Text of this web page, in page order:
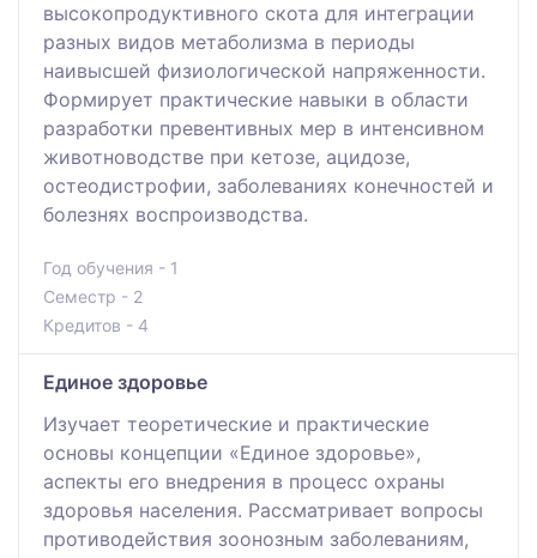
высокопродуктивного скота для интеграции
разных видов метаболизма в периоды
наивысшей физиологической напряженности.
Формирует практические навыки в области
разработки превентивных мер в интенсивном
животноводстве при кетозе, ацидозе,
остеодистрофии, заболеваниях конечностей и
болезнях воспроизводства.
Год обучения - 1
Семестр - 2
Кредитов - 4
Единое здоровье
Изучает теоретические и практические
основы концепции «Единое здоровье»,
аспекты его внедрения в процесс охраны
здоровья населения. Рассматривает вопросы
противодействия зоонозным заболеваниям,